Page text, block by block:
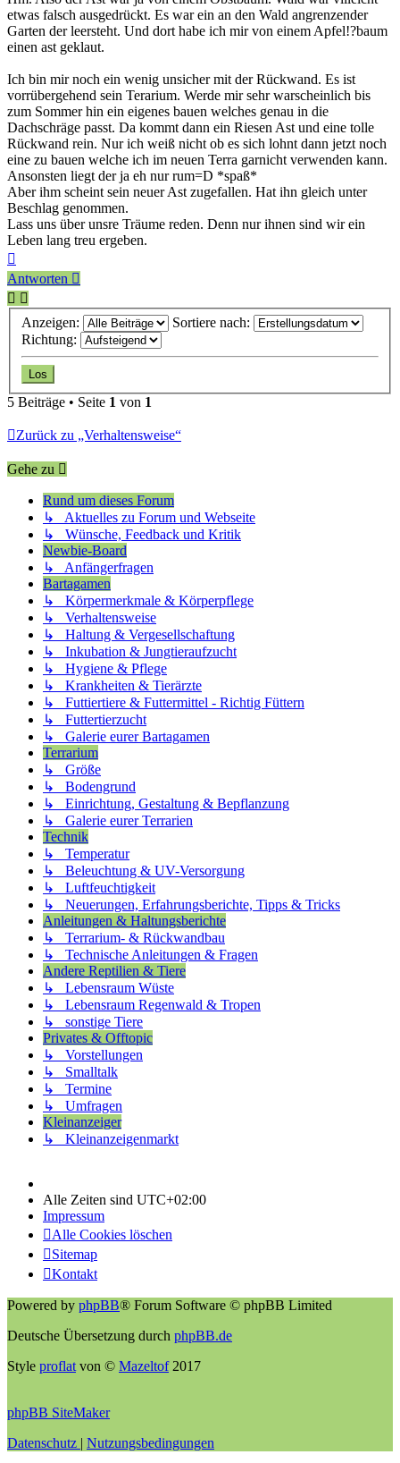
etwas falsch ausgedrückt. Es war ein an den Wald angrenzender
Garten der leersteht. Und dort habe ich mir von einem Apfel!?baum
einen ast geklaut.
Ich bin mir noch ein wenig unsicher mit der Rückwand. Es ist
vorrübergehend sein Terarium. Werde mir sehr warscheinlich bis
zum Sommer hin ein eigenes bauen welches genau in die
Dachschräge passt. Da kommt dann ein Riesen Ast und eine tolle
Rückwand rein. Nur ich weiß nicht ob es sich lohnt dann jetzt noch
eine zu bauen welche ich im neuen Terra garnicht verwenden kann.
Ansonsten liegt der ja eh nur rum=D *spaß*
Aber ihm scheint sein neuer Ast zugefallen. Hat ihn gleich unter
Beschlag genommen.
Lass uns über unsre Träume reden. Denn nur ihnen sind wir ein
Leben lang treu ergeben.
oben
Antworten
Anzeigen:
Sortiere nach:
Richtung:
5 Beiträge • Seite 1 von 1
Zurück zu „Verhaltensweise“
Gehe zu
Rund um dieses Forum
↳ Aktuelles zu Forum und Webseite
↳ Wünsche, Feedback und Kritik
Newbie-Board
↳ Anfängerfragen
Bartagamen
↳ Körpermerkmale & Körperpflege
↳ Verhaltensweise
↳ Haltung & Vergesellschaftung
↳ Inkubation & Jungtieraufzucht
↳ Hygiene & Pflege
↳ Krankheiten & Tierärzte
↳ Futtiertiere & Futtermittel - Richtig Füttern
↳ Futtertierzucht
↳ Galerie eurer Bartagamen
Terrarium
↳ Größe
↳ Bodengrund
↳ Einrichtung, Gestaltung & Bepflanzung
↳ Galerie eurer Terrarien
Technik
↳ Temperatur
↳ Beleuchtung & UV-Versorgung
↳ Luftfeuchtigkeit
↳ Neuerungen, Erfahrungsberichte, Tipps & Tricks
Anleitungen & Haltungsberichte
↳ Terrarium- & Rückwandbau
↳ Technische Anleitungen & Fragen
Andere Reptilien & Tiere
↳ Lebensraum Wüste
↳ Lebensraum Regenwald & Tropen
↳ sonstige Tiere
Privates & Offtopic
↳ Vorstellungen
↳ Smalltalk
↳ Termine
↳ Umfragen
Kleinanzeiger
↳ Kleinanzeigenmarkt
Alle Zeiten sind UTC+02:00
Impressum
Alle Cookies löschen
Sitemap
Kontakt
Powered by phpBB® Forum Software © phpBB Limited
Deutsche Übersetzung durch phpBB.de
Style proflat von © Mazeltof2017
phpBB SiteMaker
Datenschutz | Nutzungsbedingungen